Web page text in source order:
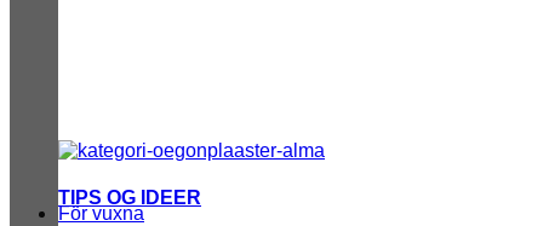
TIPS OG IDEER
För vuxna